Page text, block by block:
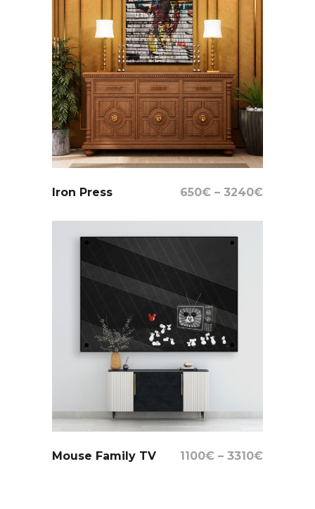
Select Options
Iron Press 650€ – 3240€
Select Options
Mouse Family TV 1100€ – 3310€